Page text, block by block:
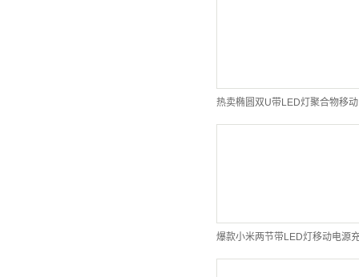
爆款小米两节带LED灯移动电源